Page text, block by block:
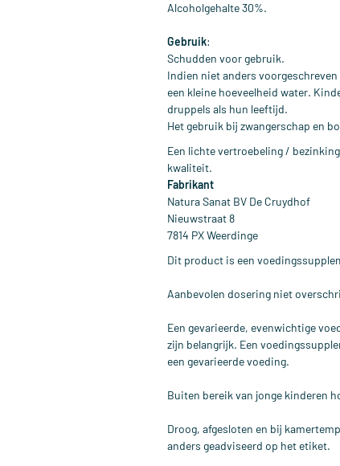
Alcoholgehalte 30%.
Gebruik:
Schudden voor gebruik.
Indien niet anders voorgeschreven
een kleine hoeveelheid water.
druppels als hun leeftijd.
Het gebruik bij zwangerschap en
Een lichte vertroebeling /
kwaliteit.
Fabrikant
Natura Sanat BV De Cruydhof
Nieuwstraat 8
7814 PX Weerdinge
Dit product is een
Aanbevolen dosering niet
Een gevarieerde, evenwichtige
zijn belangrijk. Een
een gevarieerde voeding.
Buiten bereik van jonge kinderen
Droog, afgesloten en bij
anders geadviseerd op het etiket.